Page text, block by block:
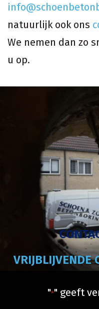
natuurlijk ook ons
We nemen dan zo
u op.
VRIJBLIJVENDE
"*" geeft